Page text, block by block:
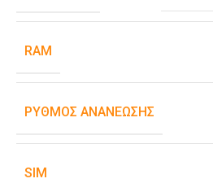
RAM
ΡΥΘΜΌΣ ΑΝΑΝΈΩΣΗΣ
SIM